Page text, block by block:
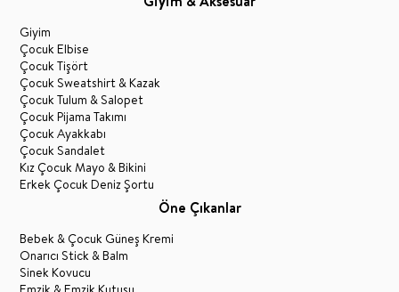
Giyim
Çocuk Elbise
Çocuk Tişört
Çocuk Sweatshirt & Kazak
Çocuk Tulum & Salopet
Çocuk Pijama Takımı
Çocuk Ayakkabı
Çocuk Sandalet
Kız Çocuk Mayo & Bikini
Erkek Çocuk Deniz Şortu
Öne Çıkanlar
Bebek & Çocuk Güneş Kremi
Onarıcı Stick & Balm
Sinek Kovucu